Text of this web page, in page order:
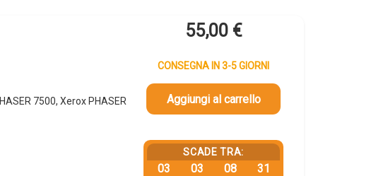
7500, Xerox PHASER
55,00 €
CONSEGNA IN 3-5 GIORNI
Aggiungi al carrello
SCADE TRA:
03 03 08 30